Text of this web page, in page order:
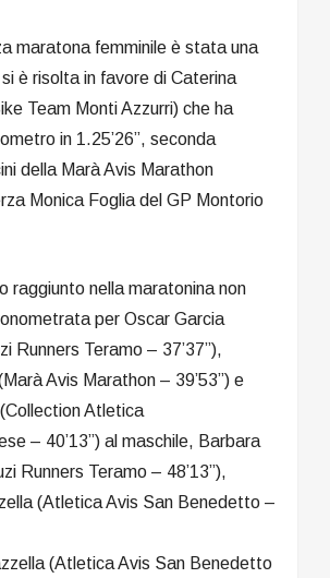
maratona femminile è stata una
è risolta in favore di Caterina
Team Monti Azzurri) che ha
in 1.25’26”, seconda
della Marà Avis Marathon
Monica Foglia del GP Montorio
raggiunto nella maratonina non
per Oscar Garcia
Runners Teramo – 37’37”),
Avis Marathon – 39’53”) e
Atletica
– 40’13”) al maschile, Barbara
Runners Teramo – 48’13”),
(Atletica Avis San Benedetto –
(Atletica Avis San Benedetto